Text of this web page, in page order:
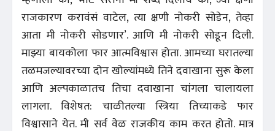
राजकारण करावंसं वाटेल, त्या क्षणी नोकरी सोडेन, तेव्हा
आता मी नोकरी सोडणार’. आणि मी नोकरी सोडून दिली.
माझ्या बायकोला फार आत्मविश्वास होता. आमच्या घरातल्या
तळमजल्यावरच्या दोन खोल्यांमध्ये तिने दवाखाना सुरू केला
आणि अल्पकाळातच तिचा दवाखाना चांगला चालायला
लागला. विशेषत: चाळीतल्या स्त्रिया तिच्याकडे फार
विश्वासाने येत. मी सर्व वेळ राजकीय काम करत होतो. मात्र